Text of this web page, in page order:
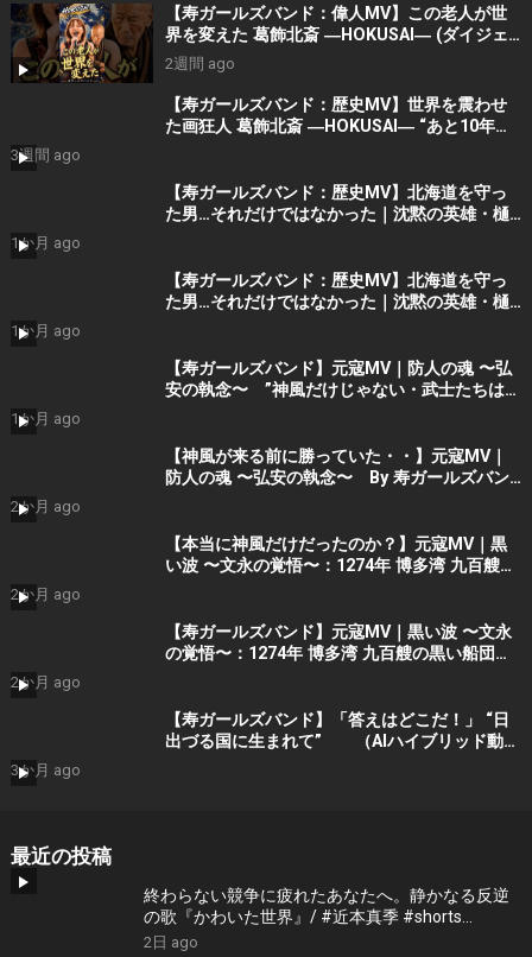
【寿ガールズバンド：偉人MV】この老人が世
界を変えた 葛飾北斎 ―HOKUSAI― (ダイジェ
スト）By 寿STUDIO
2週間 ago
【寿ガールズバンド：歴史MV】世界を震わせ
た画狂人 葛飾北斎 ―HOKUSAI― “あと10年く
3週間 ago
【寿ガールズバンド：歴史MV】北海道を守っ
た男…それだけではなかった｜沈黙の英雄・樋
1か月 ago
【寿ガールズバンド：歴史MV】北海道を守っ
た男…それだけではなかった｜沈黙の英雄・樋
1か月 ago
【寿ガールズバンド】元寇MV｜防人の魂 〜弘
安の執念〜 ”神風だけじゃない・武士たちはも
1か月 ago
【神風が来る前に勝っていた・・】元寇MV｜
防人の魂 〜弘安の執念〜 By 寿ガールズバン
2か月 ago
【本当に神風だけだったのか？】元寇MV｜黒
い波 〜文永の覚悟〜：1274年 博多湾 九百艘の
2か月 ago
【寿ガールズバンド】元寇MV｜黒い波 〜文永
の覚悟〜：1274年 博多湾 九百艘の黒い船団に
2か月 ago
【寿ガールズバンド】「答えはどこだ！」 “日
出づる国に生まれて” （AIハイブリッド動
3か月 ago
最近の投稿
終わらない競争に疲れたあなたへ。静かなる反逆
の歌『かわいた世界』/ #近本真季 #shorts
#music
2日 ago